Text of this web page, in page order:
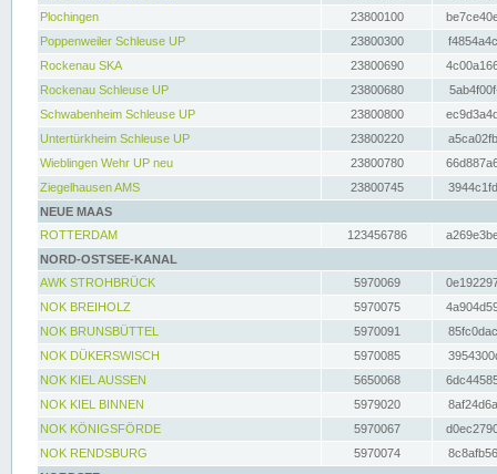
Plochingen
23800100
Poppenweiler Schleuse UP
23800300
Rockenau SKA
23800690
Rockenau Schleuse UP
23800680
Schwabenheim Schleuse UP
23800800
Untertürkheim Schleuse UP
23800220
Wieblingen Wehr UP neu
23800780
Ziegelhausen AMS
23800745
NEUE MAAS
ROTTERDAM
123456786
NORD-OSTSEE-KANAL
AWK STROHBRÜCK
5970069
NOK BREIHOLZ
5970075
NOK BRUNSBÜTTEL
5970091
NOK DÜKERSWISCH
5970085
NOK KIEL AUSSEN
5650068
NOK KIEL BINNEN
5979020
NOK KÖNIGSFÖRDE
5970067
NOK RENDSBURG
5970074